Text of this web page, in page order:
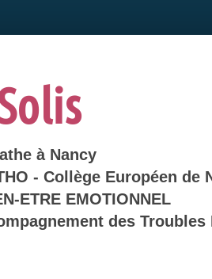
à Nancy
- Collège Européen
ETRE EMOTIONNEL
des